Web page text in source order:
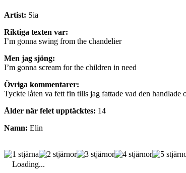
Artist: Sia
Riktiga texten var:
I’m gonna swing from the chandelier
Men jag sjöng:
I’m gonna scream for the children in need
Övriga kommentarer:
Tyckte låten va fett fin tills jag fattade vad den handlade
Ålder när felet upptäcktes: 14
Namn: Elin
Loading...